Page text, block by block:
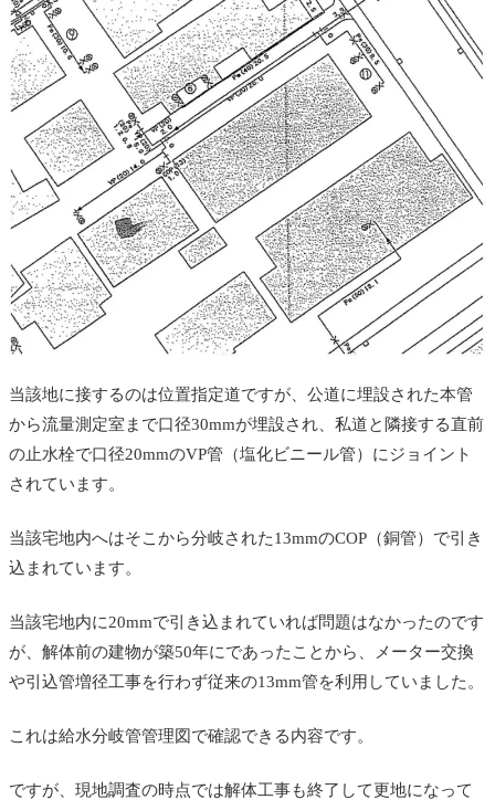
当該地に接するのは位置指定道ですが、公道に埋設された本管
から流量測定室まで口径30mmが埋設され、私道と隣接する直前
の止水栓で口径20mmのVP管（塩化ビニール管）にジョイント
されています。
当該宅地内へはそこから分岐された13mmのCOP（銅管）で引き
込まれています。
当該宅地内に20mmで引き込まれていれば問題はなかったのです
が、解体前の建物が築50年にであったことから、メーター交換
や引込管増径工事を行わず従来の13mm管を利用していました。
これは給水分岐管管理図で確認できる内容です。
ですが、現地調査の時点では解体工事も終了して更地になって